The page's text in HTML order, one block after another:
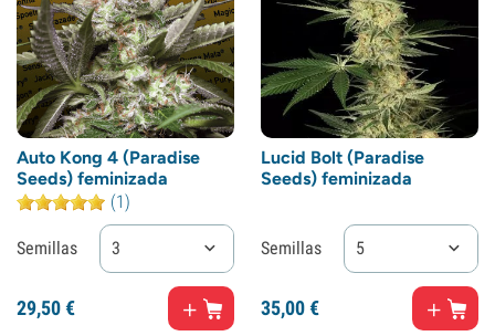
Auto Kong 4 (Paradise
Seeds) feminizada
(1)
Semillas 3
29,50€
Lucid Bolt (Paradise
Seeds) feminizada
Semillas 5
35,00€